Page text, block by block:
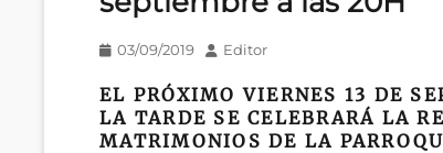
Publicado
03/09/2019 AutorEditor
EL PRÓXIMO VIERNES 13 DE
LA TARDE SE CELEBRARÁ LA
MATRIMONIOS DE LA